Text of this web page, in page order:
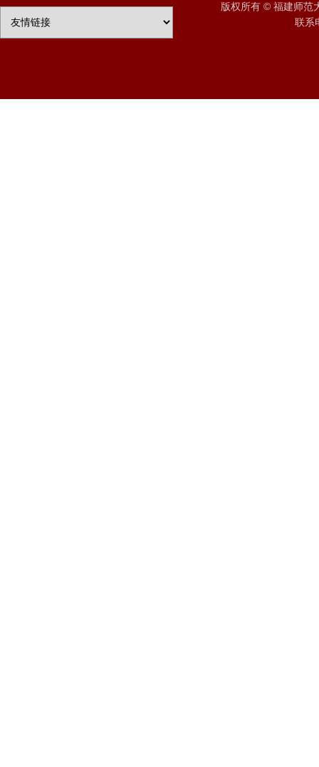
版权所有 © 福建师范
联系